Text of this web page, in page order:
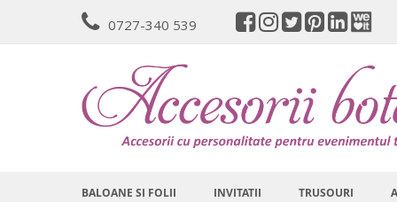
Mergeti
la
0727-340 539
BALOANE SI FOLII INVITATII TRUSOURI